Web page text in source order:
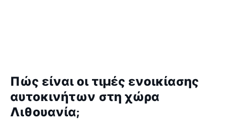
Πώς είναι οι τιμές ενοικίασης
αυτοκινήτων στη χώρα
Λιθουανία;